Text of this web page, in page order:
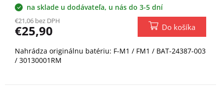
na sklade u dodávateľa, u nás do 3-5 dní
€21,06 bez DPH
€25,90 Do košíka
Nahrádza originálnu batériu: F-M1 / FM1 / BAT-24387-003
/ 30130001RM